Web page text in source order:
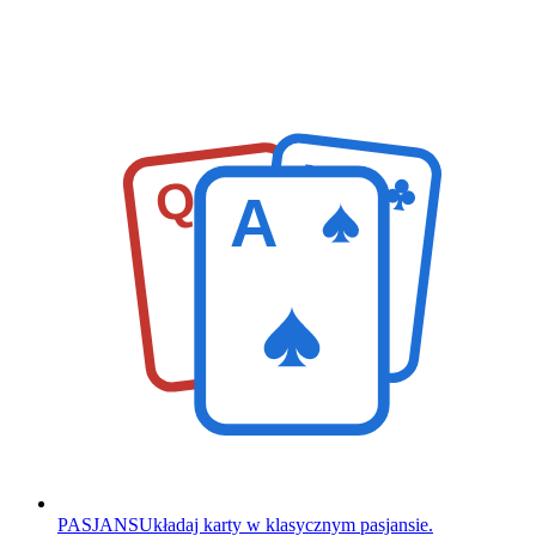
Q K
A
PASJANSUkładaj karty w klasycznym pasjansie.